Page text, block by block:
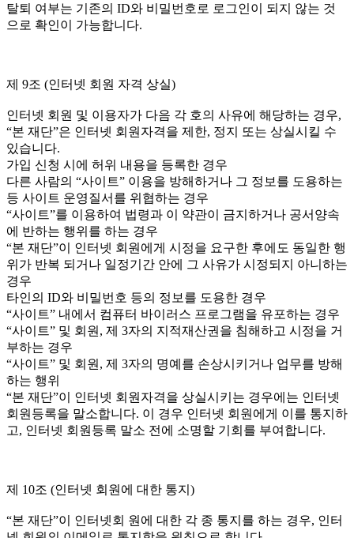
탈퇴 여부는 기존의 ID와 비밀번호로 로그인이 되지 않는 것
으로 확인이 가능합니다.
제 9조 (인터넷 회원 자격 상실)
인터넷 회원 및 이용자가 다음 각 호의 사유에 해당하는 경우,
“본 재단”은 인터넷 회원자격을 제한, 정지 또는 상실시킬 수
있습니다.
가입 신청 시에 허위 내용을 등록한 경우
다른 사람의 “사이트” 이용을 방해하거나 그 정보를 도용하는
등 사이트 운영질서를 위협하는 경우
“사이트”를 이용하여 법령과 이 약관이 금지하거나 공서양속
에 반하는 행위를 하는 경우
“본 재단”이 인터넷 회원에게 시정을 요구한 후에도 동일한 행
위가 반복 되거나 일정기간 안에 그 사유가 시정되지 아니하는
경우
타인의 ID와 비밀번호 등의 정보를 도용한 경우
“사이트” 내에서 컴퓨터 바이러스 프로그램을 유포하는 경우
“사이트” 및 회원, 제 3자의 지적재산권을 침해하고 시정을 거
부하는 경우
“사이트” 및 회원, 제 3자의 명예를 손상시키거나 업무를 방해
하는 행위
“본 재단”이 인터넷 회원자격을 상실시키는 경우에는 인터넷
회원등록을 말소합니다. 이 경우 인터넷 회원에게 이를 통지하
고, 인터넷 회원등록 말소 전에 소명할 기회를 부여합니다.
제 10조 (인터넷 회원에 대한 통지)
“본 재단”이 인터넷회 원에 대한 각 종 통지를 하는 경우, 인터